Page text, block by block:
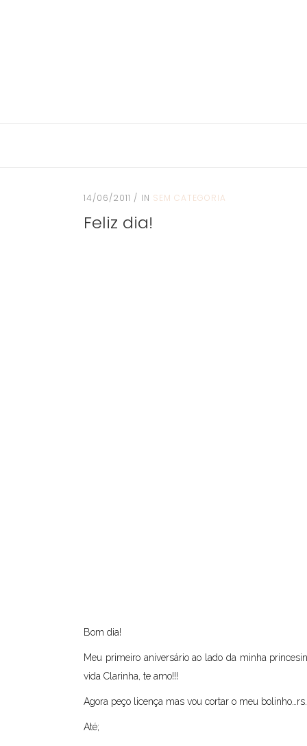
14/06/2011 IN SEM CATEGORIA
Feliz dia!
Bom dia!
Meu primeiro aniversário ao lado da minha
vida Clarinha, te amo!!!
Agora peço licença mas vou cortar o meu
Até;